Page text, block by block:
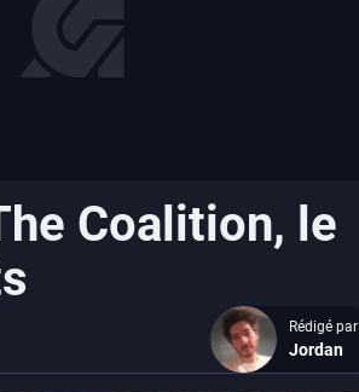
Coalition, le
Rédigé par
Jordan